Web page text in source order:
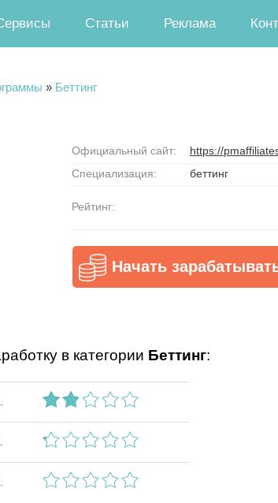
Статьи Реклама
» Беттинг
Официальный сайт:
https://
Специализация:
беттинг
Рейтинг:
Начать
в категории Беттинг: